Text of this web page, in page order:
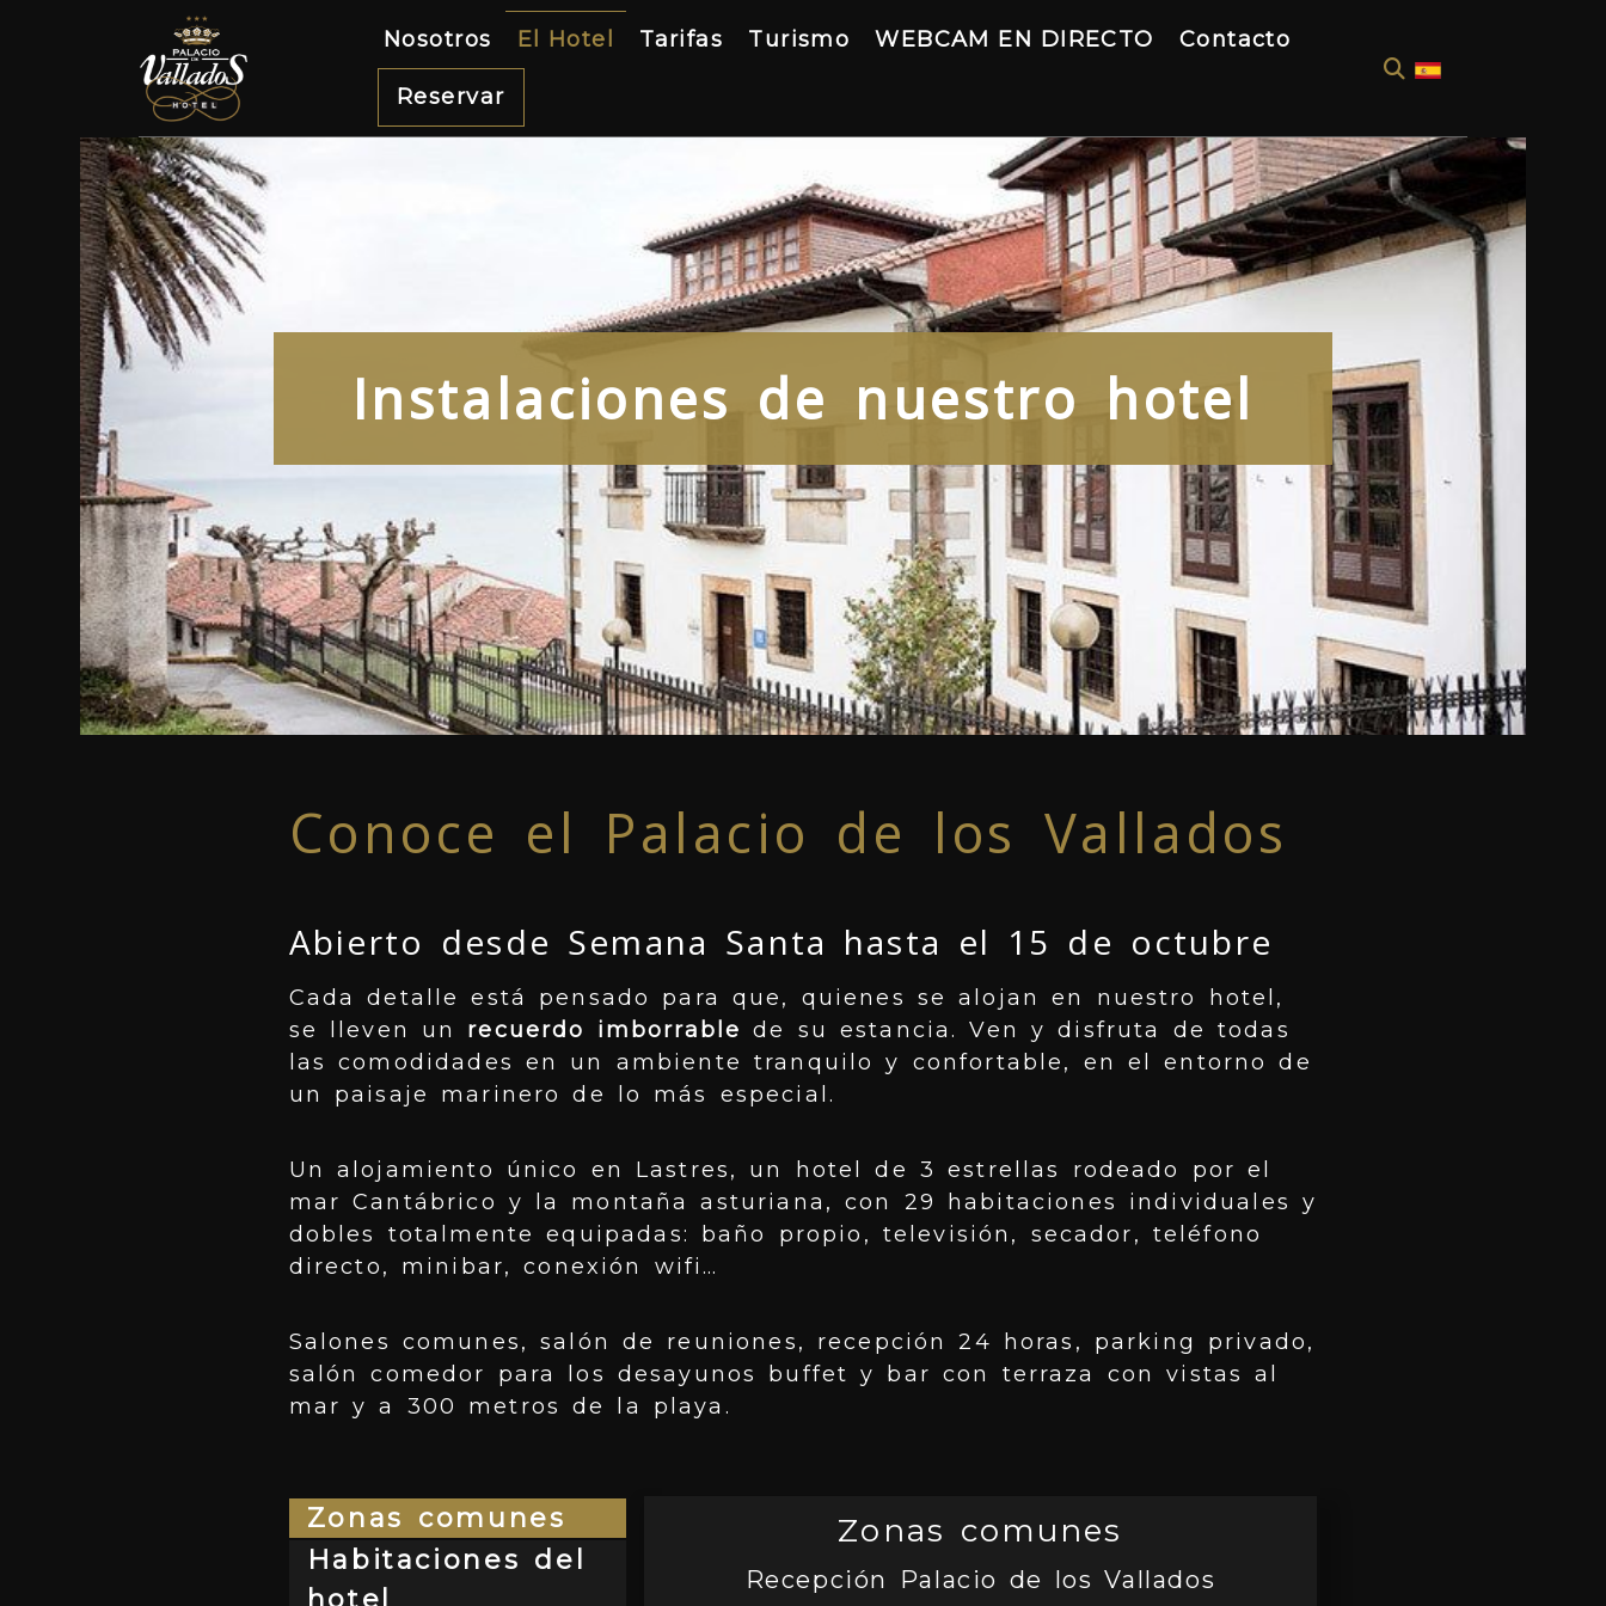
Nosotros El Hotel Tarifas Turismo WEBCAM EN DIRECTO Contacto
Reservar
Instalaciones de nuestro hotel
Conoce el Palacio de los Vallados
Abierto desde Semana Santa hasta el 15 de octubre
Cada detalle está pensado para que, quienes se alojan en nuestro hotel,
se lleven un recuerdo imborrable de su estancia. Ven y disfruta de todas
las comodidades en un ambiente tranquilo y confortable, en el entorno de
un paisaje marinero de lo más especial.
Un alojamiento único en Lastres, un hotel de 3 estrellas rodeado por el
mar Cantábrico y la montaña asturiana, con 29 habitaciones individuales y
dobles totalmente equipadas: baño propio, televisión, secador, teléfono
directo, minibar, conexión wifi…
Salones comunes, salón de reuniones, recepción 24 horas, parking privado,
salón comedor para los desayunos buffet y bar con terraza con vistas al
mar y a 300 metros de la playa.
Zonas comunes
Habitaciones del
hotel
Zonas comunes
Recepción Palacio de los Vallados